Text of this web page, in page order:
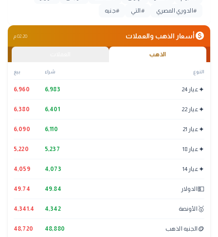
# الدوري المصري # التي #جنيه
monetization_onأسعار الذهب والعملات 02:20 م
الذهب
النوع شراء بيع
✦عيار 24 6,983
6,960
✦عيار 22 6,401
6,380
✦عيار 21 6,110
6,090
✦عيار 18 5,237
5,220
✦عيار 14 4,073
4,059
💵 الدولار 49.84
49.74
🥇 الأونصة 4,342
4,341.4
🪙 الجنيه الذهب 48,880
48,720